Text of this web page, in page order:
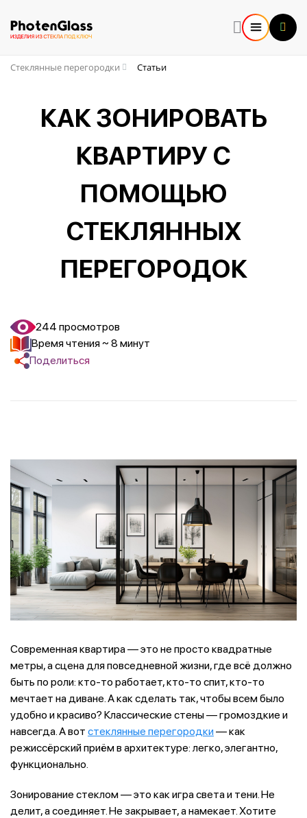
Стеклянные перегородки Статьи
КАК ЗОНИРОВАТЬ
КВАРТИРУ С
ПОМОЩЬЮ
СТЕКЛЯННЫХ
ПЕРЕГОРОДОК
244 просмотров
Время чтения ~ 8 минут
Поделиться
Современная квартира — это не просто квадратные
метры, а сцена для повседневной жизни, где всё должно
быть по роли: кто-то работает, кто-то спит, кто-то
мечтает на диване. А как сделать так, чтобы всем было
удобно и красиво? Классические стены — громоздкие и
навсегда. А вот стеклянные перегородки — как
режиссёрский приём в архитектуре: легко, элегантно,
функционально.
Зонирование стеклом — это как игра света и тени. Не
делит, а соединяет. Не закрывает, а намекает. Хотите